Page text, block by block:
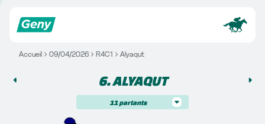
Accueil 09/04/2026 R4C1 Alyaqut
6. ALYAQUT
11 partants